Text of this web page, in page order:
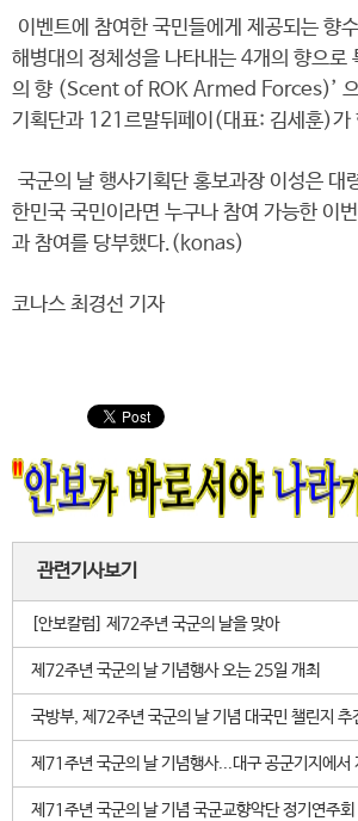
이벤트에 참여한 국민들에게 제공되는 향
해병대의 정체성을 나타내는 4개의 향으로
의 향 (Scent of ROK Armed Forces)’
기획단과 121르말뒤페이(대표: 김세훈)가
국군의 날 행사기획단 홍보과장 이성은
한민국 국민이라면 누구나 참여 가능한 이
과 참여를 당부했다.(konas)
코나스 최경선 기자
관련기사보기
[안보칼럼] 제72주년 국군의 날을 맞아
제72주년 국군의 날 기념행사 오는 25일 개최
국방부, 제72주년 국군의 날 기념 대국민 챌린지 추
제71주년 국군의 날 기념행사...대구 공군기지에서
제71주년 국군의 날 기념 국군교향악단 정기연주회